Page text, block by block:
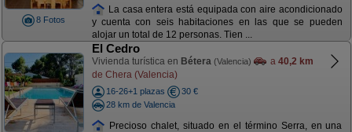
8 Fotos
La casa entera está equipada con aire acondicionado
y cuenta con seis habitaciones en las que se pueden
alojar un total de 12 personas. Tien ...
El Cedro
Vivienda turística en Bétera (Valencia) a 40,2 km
de Chera (Valencia)
16-26+1 plazas
30 €
28 km de Valencia
Precioso chalet, situado en el término Serra, en una